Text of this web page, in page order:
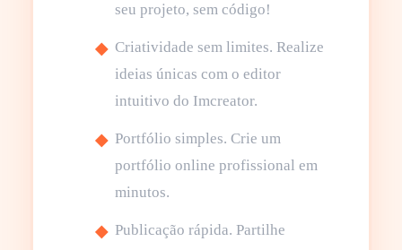
seu projeto, sem código!
Criatividade sem limites. Realize
ideias únicas com o editor
intuitivo do Imcreator.
Portfólio simples. Crie um
portfólio online profissional em
minutos.
Publicação rápida. Partilhe